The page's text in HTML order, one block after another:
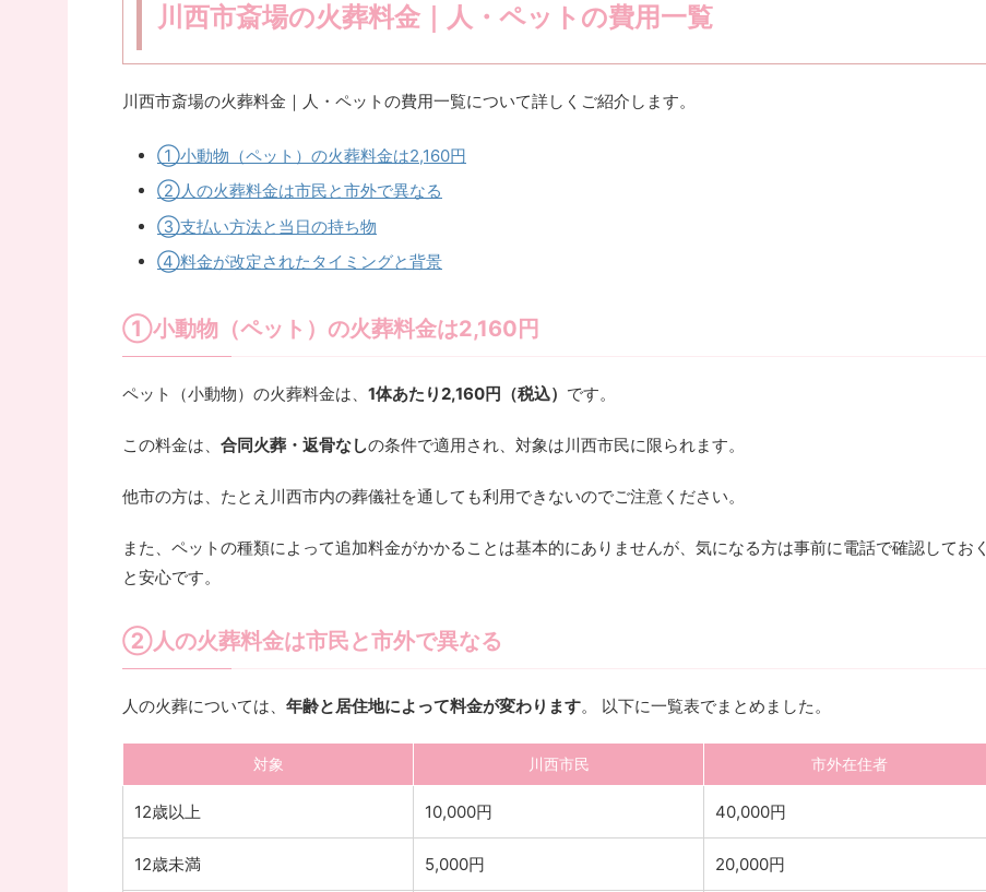
川西市斎場の火葬料金｜人・ペットの費用一覧
川西市斎場の火葬料金｜人・ペットの費用一覧について詳しくご紹介します。
①小動物（ペット）の火葬料金は2,160円
②人の火葬料金は市民と市外で異なる
③支払い方法と当日の持ち物
④料金が改定されたタイミングと背景
①小動物（ペット）の火葬料金は2,160円
ペット（小動物）の火葬料金は、 1体あたり2,160円（税込） です。
この料金は、 合同火葬・返骨なしの条件で適用され、対象は川西市民に限られます。
他市の方は、たとえ川西市内の葬儀社を通しても利用できないのでご注意ください。
また、ペットの種類によって追加料金がかかることは基本的にありませんが、気になる方は事前に電話で確認しておく
と安心です。
②人の火葬料金は市民と市外で異なる
人の火葬については、 年齢と居住地によって料金が変わります。 以下に一覧表でまとめました。
対象 川西市民 市外在住者
12歳以上 10,000円 40,000円
12歳未満 5,000円 20,000円